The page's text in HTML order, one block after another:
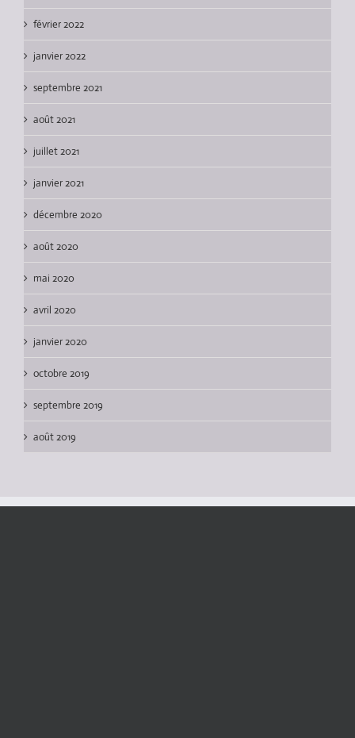
février 2022
janvier 2022
septembre 2021
août 2021
juillet 2021
janvier 2021
décembre 2020
août 2020
mai 2020
avril 2020
janvier 2020
octobre 2019
septembre 2019
août 2019